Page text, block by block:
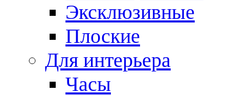
Эксклюзивные
Плоские
Для интерьера
Часы